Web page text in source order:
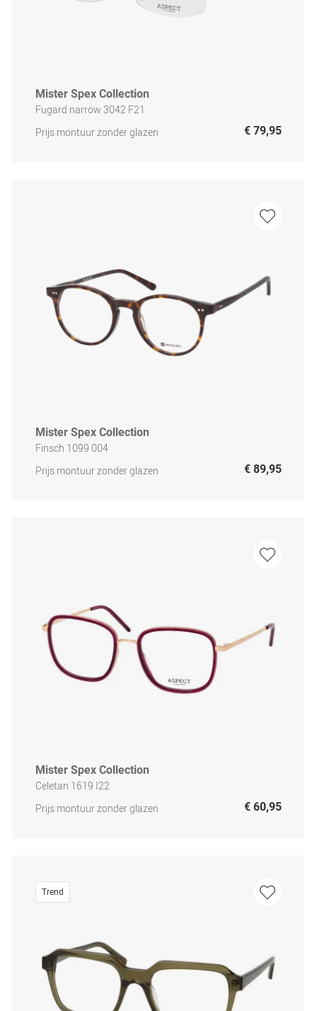
Mister Spex Collection
Fugard narrow 3042 F21
Prijs montuur zonder glazen
€ 79,95
Mister Spex Collection
Finsch 1099 004
Prijs montuur zonder glazen
€ 89,95
Mister Spex Collection
Celetan 1619 I22
Prijs montuur zonder glazen
€ 60,95
Trend